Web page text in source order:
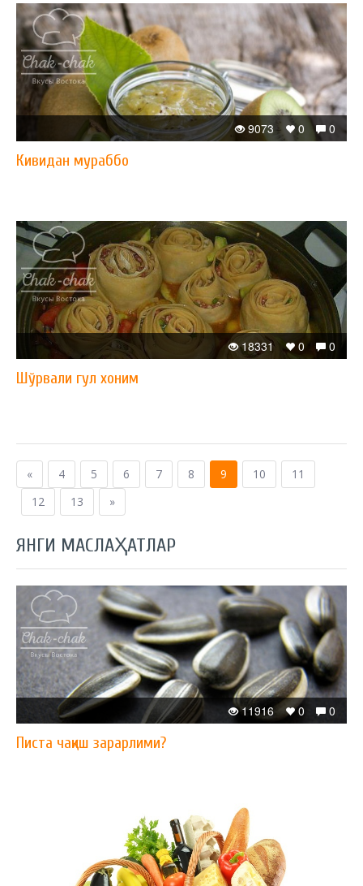
0
0
9073
Кивидан мураббо
0
0
18331
Шўрвали гул хоним
« 4 5 6 7 8 9 10
11
12
13 »
ЯНГИ МАСЛАҲАТЛАР
0
0
11916
Писта чақиш зарарлими?